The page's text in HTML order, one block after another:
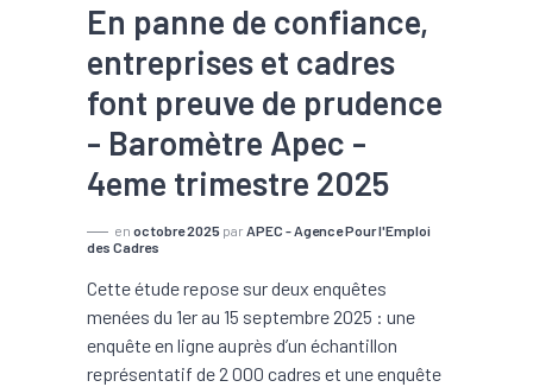
En panne de confiance,
entreprises et cadres
font preuve de prudence
- Baromètre Apec -
4eme trimestre 2025
en octobre 2025 par APEC - Agence Pour l'Emploi
des Cadres
Cette étude repose sur deux enquêtes
menées du 1er au 15 septembre 2025 : une
enquête en ligne auprès d’un échantillon
représentatif de 2 000 cadres et une enquête